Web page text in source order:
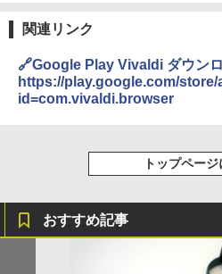
関連リンク
🔗Google Play Vivaldi ダウン
https://play.google.com/
id=com.vivaldi.browser
トップペー
おすすめ記事